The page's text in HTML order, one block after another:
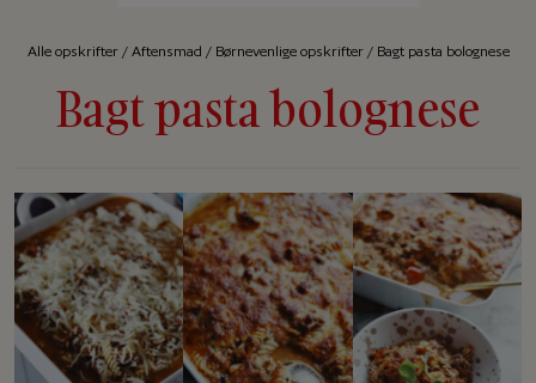
Alle op­skrif­ter/ Aftensmad / Børnevenlige opskrifter/ Bagt pasta bolognese
Bagt pasta bolognese